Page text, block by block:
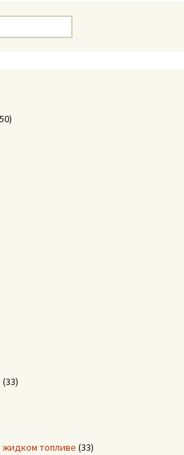
(33)
жидком топливе (33)